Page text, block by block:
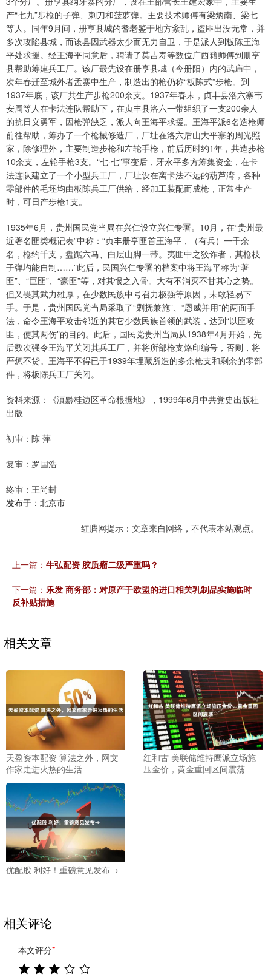
产“七九”步枪的子弹、刺刀和菠萝弹。主要技术师傅有梁炳南、梁七
等人。同年9月间，册亨县城的耆老鉴于地方紊乱，盗匪出没无常，并
多次攻陷县城，而该县因武器太少而无力自卫，于是派人到板陈王海
平处求援。经王海平同意后，聘请了莫吉寿等数位广西籍师傅到册亨
县帮助筹建兵工厂。该厂最先设在册亨县城（今册阳）内的武庙中，
次年春迁至城外者孟寨中生产，制造出的枪仍称“板陈式”步枪。到
1937年底，该厂共生产步枪200余支。1937年春末，贞丰县洛六寨韦
安周等人在卡法连队帮助下，在贞丰县洛六一带组织了一支200余人
的抗日义勇军，因枪弹缺乏，派人向王海平求援。王海平派6名造枪师
前往帮助，筹办了一个枪械修造厂，厂址在洛六后山大平寨的周光照
家，除修理外，主要制造步枪和左轮手枪，前后历时约1年，共造步枪
10余支，左轮手枪3支。“七·七”事变后，牙永平多方筹集资金，在卡
法连队建立了一个小型兵工厂，厂址设在离卡法不远的葫芦湾，各种
零部件的毛坯均由板陈兵工厂供给，经加工装配而成枪，正常生产
时，可日产步枪1支。
1935年6月，贵州国民党当局在兴仁设立兴仁专署。10月，在“贵州最
近著名匪类概记表”中称：“贞丰册亨匪首王海平，（有兵）一千余
名，枪约千支，盘踞六马、白层山脚一带。夷匪中之狡诈者，其枪枝
子弹均能自制……”此后，民国兴仁专署的档案中将王海平称为“著
匪”、“巨匪”、“豪匪”等，对其恨之入骨。大有不消灭不甘其心之势。
但又畏其武力雄厚，在少数民族中号召力极强等原因，未敢轻易下
手。于是，贵州国民党当局采取了“剿抚兼施”、“恩威并用”的两面手
法，命令王海平攻击邻近的其它少数民族首领的武装，达到“以匪攻
匪，使其两伤”的目的。此后，国民党贵州当局从1938年4月开始，先
后数次强令王海平关闭其兵工厂，并将所部枪支烙印编号，否则，将
严惩不贷。王海平不得已于1939年埋藏所造的多余枪支和剩余的零部
件，将板陈兵工厂关闭。
资料来源：《滇黔桂边区革命根据地》，1999年6月中共党史出版社
出版
初审：陈 萍
复审：罗国浩
终审：王尚封
发布于：北京市
红腾网提示：文章来自网络，不代表本站观点。
上一篇： 牛弘配资 胶质瘤二级严重吗？
下一篇： 乐发 商务部：对原产于欧盟的进口相关乳制品实施临时
反补贴措施
相关文章
天盈资本配资 算法之外，网文
作家走进火热的生活
红和古 美联储维持鹰派立场施
压金价，黄金重回区间震荡
优配股 利好！重磅意见发布→
相关评论
本文评分*